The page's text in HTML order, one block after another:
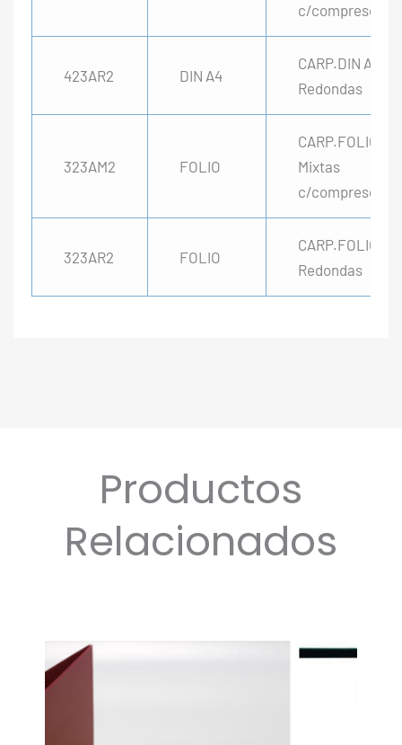
c/compresor
423AR2 DIN A4
CARP.DIN A4
Redondas
323AM2 FOLIO
CARP.FOLIO
Mixtas
c/compresor
323AR2 FOLIO
CARP.FOLIO
Redondas
Productos
Relacionados